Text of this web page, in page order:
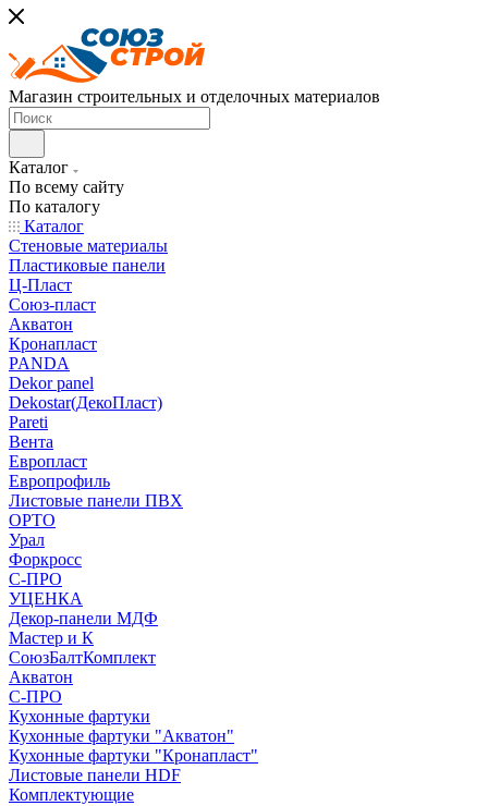
Магазин строительных и отделочных материалов
Каталог
По всему сайту
По каталогу
Каталог
Стеновые материалы
Пластиковые панели
Ц-Пласт
Союз-пласт
Акватон
Кронапласт
PANDA
Dekor panel
Dekostar(ДекоПласт)
Pareti
Вента
Европласт
Европрофиль
Листовые панели ПВХ
ОРТО
Урал
Форкросс
С-ПРО
УЦЕНКА
Декор-панели МДФ
Мастер и К
СоюзБалтКомплект
Акватон
С-ПРО
Кухонные фартуки
Кухонные фартуки "Акватон"
Кухонные фартуки "Кронапласт"
Листовые панели HDF
Комплектующие